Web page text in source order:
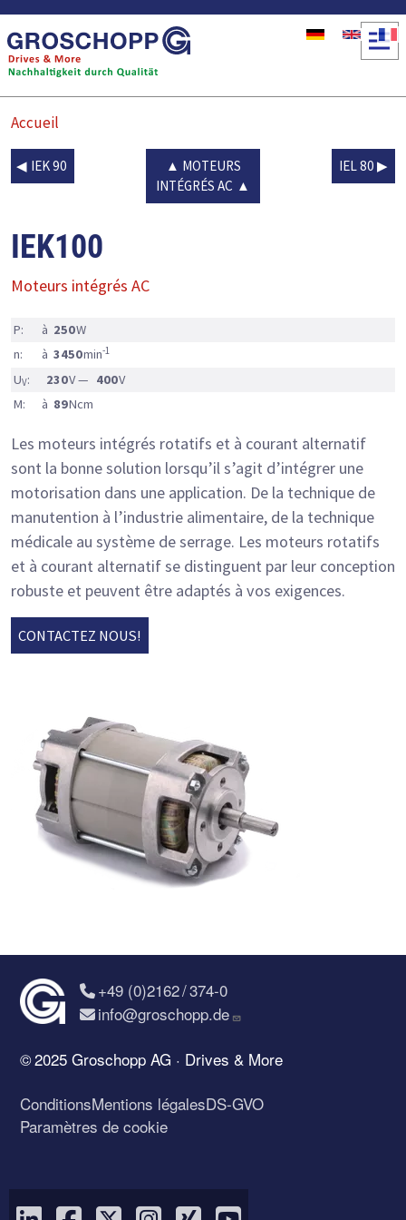
Aller au contenu principal
Accueil
IEK 90
MOTEURS
INTÉGRÉS AC
IEL 80
IEK100
Moteurs intégrés AC
P: à 250W
n:
à 3450min-1
UV: 230V — 400V
M:
à 89Ncm
Les moteurs intégrés rotatifs et à courant alternatif
sont la bonne solution lorsqu’il s’agit d’intégrer une
motorisation dans une application. De la technique de
manutention à l’industrie alimentaire, de la technique
médicale au système de serrage. Les moteurs rotatifs
et à courant alternatif se distinguent par leur conception
robuste et peuvent être adaptés à vos exigences.
CONTACTEZ NOUS!
+49 (0)2162 / 374-0
info@groschopp.de
© 2025 Groschopp AG · Drives & More
ConditionsMentions légalesDS-GVO
Paramètres de cookie